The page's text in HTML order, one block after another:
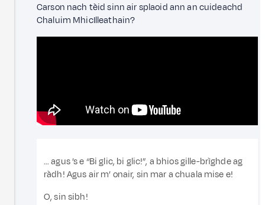
Carson nach tèid sinn air splaoid ann an cuideachd
Chaluim MhicIlleathain?
… agus ’s e “Bi glic, bi glic!”, a bhios gille-brìghde ag
ràdh! Agus air m’ onair, sin mar a chuala mise e!
O, sin sibh!